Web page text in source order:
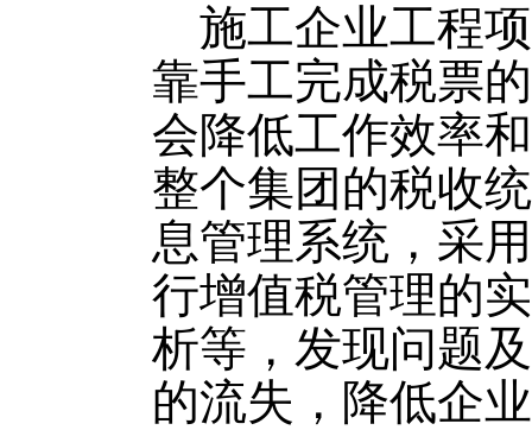
施工企业工程
靠手工完成税票
会降低工作效率
整个集团的税收
息管理系统，采
行增值税管理的
析等，发现问题
的流失，降低企